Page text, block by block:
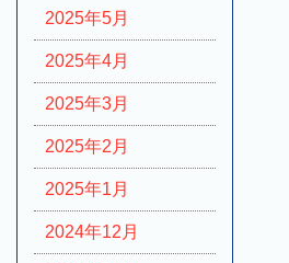
2025年5月
2025年4月
2025年3月
2025年2月
2025年1月
2024年12月